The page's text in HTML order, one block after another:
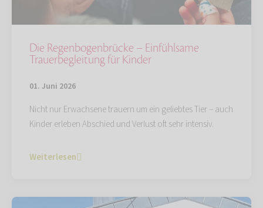
Die Regenbogenbrücke – Einfühlsame
Trauerbegleitung für Kinder
01. Juni 2026
Nicht nur Erwachsene trauern um ein geliebtes Tier – auch
Kinder erleben Abschied und Verlust oft sehr intensiv.
Weiterlesen